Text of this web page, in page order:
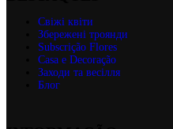
Свіжі квіти
Збережені троянди
Subscrição Flores
Casa e Decoração
Заходи та весілля
Блог